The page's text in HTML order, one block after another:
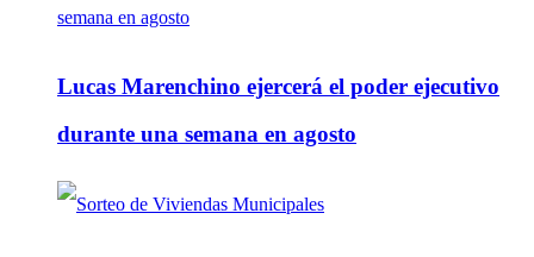
Lucas Marenchino ejercerá el poder ejecutivo
durante una semana en agosto